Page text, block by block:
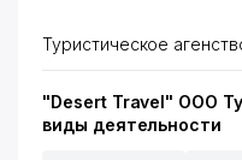
Туристическое
"Desert Travel" ООО
виды деятельности